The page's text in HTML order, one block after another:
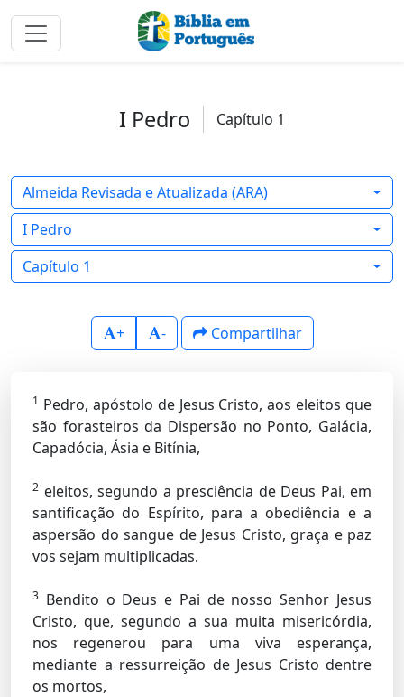
I Pedro Capítulo 1
Almeida Revisada e Atualizada (ARA)
I Pedro
Capítulo 1
+ - Compartilhar
1 Pedro, apóstolo de Jesus Cristo, aos eleitos que
são forasteiros da Dispersão no Ponto, Galácia,
Capadócia, Ásia e Bitínia,
2 eleitos, segundo a presciência de Deus Pai, em
santificação do Espírito, para a obediência e a
aspersão do sangue de Jesus Cristo, graça e paz
vos sejam multiplicadas.
3 Bendito o Deus e Pai de nosso Senhor Jesus
Cristo, que, segundo a sua muita misericórdia,
nos regenerou para uma viva esperança,
mediante a ressurreição de Jesus Cristo dentre
os mortos,